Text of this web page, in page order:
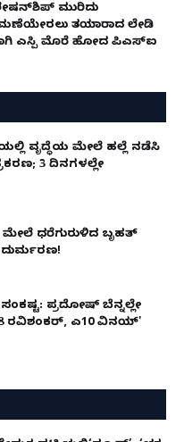
ಮುರಿದು
ತಯಾರಾದ ಲೇಡಿ
ಎಸ್ಪಿ ಮೊರೆ ಹೋದ ಪಿಎಸ್ಐ
ವೃದ್ಧೆಯ ಮೇಲೆ ಹಲ್ಲೆ ನಡೆಸಿ
3 ದಿನಗಳಲ್ಲೇ
ಮೇಲೆ ಧರೆಗುರುಳಿದ ಬೃಹತ್
ದುರ್ಮರಣ!
ಪ್ರದೋಷ್ ಬೆನ್ನಲ್ಲೇ
ರವಿಶಂಕರ್, ಎ10 ವಿನಯ್'